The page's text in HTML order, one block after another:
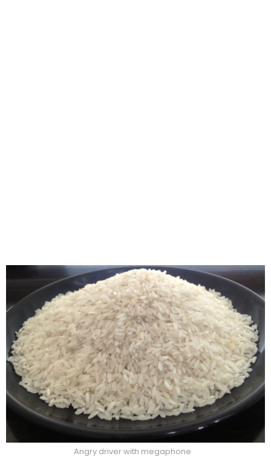
Angry driver with megaphone